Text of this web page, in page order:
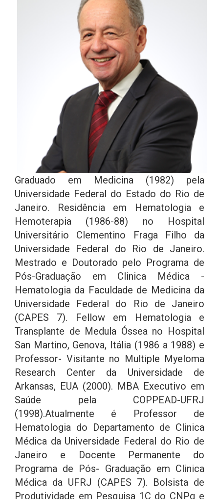
Graduado em Medicina (1982) pela
Universidade Federal do Estado do Rio de
Janeiro. Residência em Hematologia e
Hemoterapia (1986-88) no Hospital
Universitário Clementino Fraga Filho da
Universidade Federal do Rio de Janeiro.
Mestrado e Doutorado pelo Programa de
Pós-Graduação em Clinica Médica -
Hematologia da Faculdade de Medicina da
Universidade Federal do Rio de Janeiro
(CAPES 7). Fellow em Hematologia e
Transplante de Medula Óssea no Hospital
San Martino, Genova, Itália (1986 a 1988) e
Professor- Visitante no Multiple Myeloma
Research Center da Universidade de
Arkansas, EUA (2000). MBA Executivo em
Saúde pela COPPEAD-UFRJ
(1998).Atualmente é Professor de
Hematologia do Departamento de Clinica
Médica da Universidade Federal do Rio de
Janeiro e Docente Permanente do
Programa de Pós- Graduação em Clinica
Médica da UFRJ (CAPES 7). Bolsista de
Produtividade em Pesquisa 1C do CNPq e